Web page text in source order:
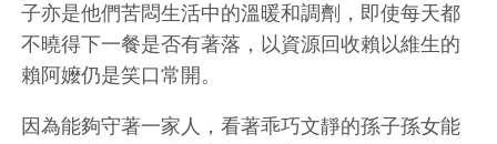
子亦是他們苦悶生活中的溫暖和調劑，即使每天都
不曉得下一餐是否有著落，以資源回收賴以維生的
賴阿嬤仍是笑口常開。
因為能夠守著一家人，看著乖巧文靜的孫子孫女能